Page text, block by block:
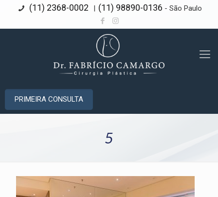
(11) 2368-0002 | (11) 98890-0136 - São Paulo
PRIMEIRA CONSULTA
5